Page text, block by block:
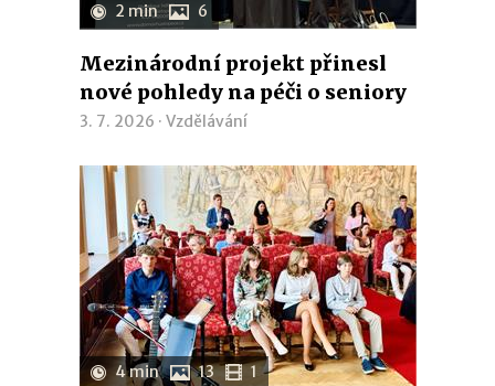
2 min 6
Mezinárodní projekt přinesl
nové pohledy na péči o seniory
3. 7. 2026 · Vzdělávání
4 min 13 1